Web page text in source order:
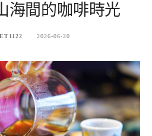
海間的咖啡時光
2026-06-20